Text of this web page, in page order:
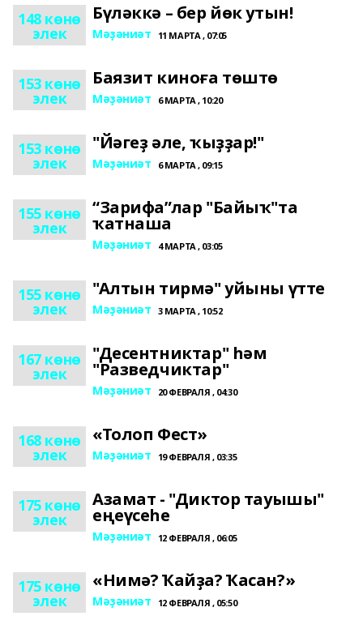
148 көнө
элек
Бүләккә – бер йөк утын!
Мәҙәниәт 11 МАРТА , 07:05
153 көнө
элек
Баязит киноға төштө
Мәҙәниәт 6 МАРТА , 10:20
153 көнө
элек
"Йәгеҙ әле, ҡыҙҙар!"
Мәҙәниәт 6 МАРТА , 09:15
155 көнө
элек
“Зарифа”лар "Байыҡ"та
ҡатнаша
Мәҙәниәт 4 МАРТА , 03:05
155 көнө
элек
"Алтын тирмә" уйыны үтте
Мәҙәниәт 3 МАРТА , 10:52
167 көнө
элек
"Десентниктар" һәм
"Разведчиктар"
Мәҙәниәт 20 ФЕВРАЛЯ , 04:30
168 көнө
элек
«Толоп Фест»
Мәҙәниәт 19 ФЕВРАЛЯ , 03:35
175 көнө
элек
Азамат - "Диктор тауышы"
еңеүсеһе
Мәҙәниәт 12 ФЕВРАЛЯ , 06:05
175 көнө
элек
«Нимә? Ҡайҙа? Ҡасан?»
Мәҙәниәт 12 ФЕВРАЛЯ , 05:50